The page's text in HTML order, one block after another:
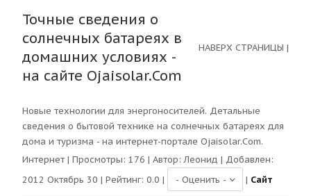
Точные сведения о
солнечных батареях в
домашних условиях -
на сайте Ojaisolar.Com
НАВЕРХ СТРАНИЦЫ |
Новые технологии для энергоносителей. Детальные
сведения о бытовой технике на солнечных батареях для
дома и туризма - на интернет-портале Ojaisolar.Com.
Интернет | Просмотры: 176 | Автор:Леонид | Добавлен:
2012 Октябрь 30 | Рейтинг: 0.0 | | Сайт